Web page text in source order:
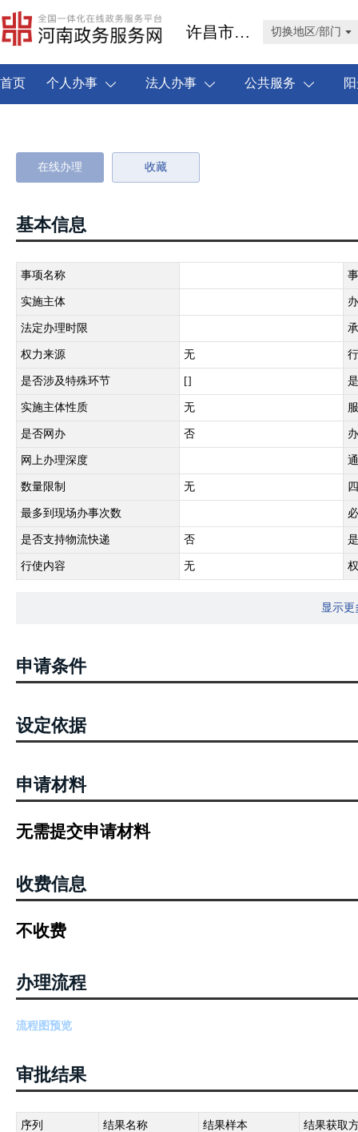
许昌市禹州市 切换地区/部门
首页 个人办事 法人办事 公共服务
在线办理 收藏
基本信息
事项名称
实施主体
法定办理时限
权力来源 无
是否涉及特殊环节 []
实施主体性质 无
是否网办 否
网上办理深度
数量限制 无
最多到现场办事次数
是否支持物流快递 否
行使内容 无
显示更
申请条件
设定依据
申请材料
无需提交申请材料
收费信息
不收费
办理流程
流程图预览
审批结果
序列 结果名称 结果样本 结果获取